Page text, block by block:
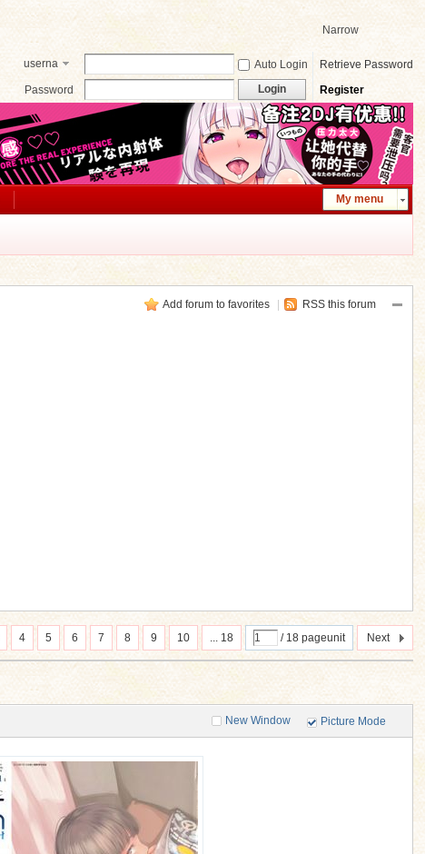
Narrow
userna
Auto Login
Retrieve Password
Password
Login Register
My menu
Add forum to favorites RSS this forum
4 5 6 7 8 9 10 ... 18 / 18 pageunit Next
New Window Picture Mode